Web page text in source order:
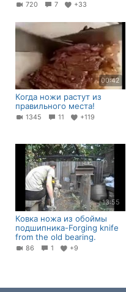
720 7 +33
00:42
Когда ножи растут из
правильного места!
1345 11 +119
13:55
Ковка ножа из обоймы
подшипника-Forging knife
from the old bearing.
86 1 +9